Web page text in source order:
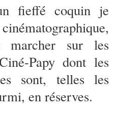
fieffé coquin je
marcher sur les
Papy dont les
sont, telles les
en réserves.